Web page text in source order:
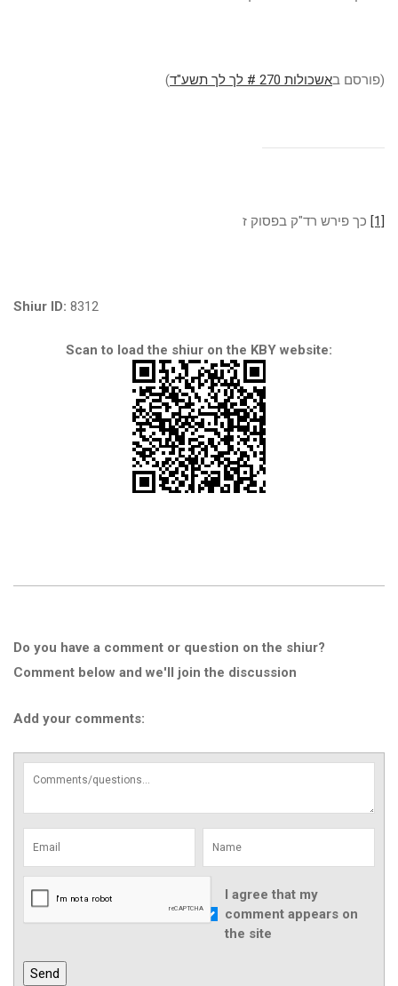
(פורסם באשכולות 270 # לך לך תשע"ד )
[1] כך פירש רד"ק בפסוק ז
Shiur ID: 8312
Scan to load the shiur on the KBY website:
Do you have a comment or question on the shiur?
Comment below and we'll join the discussion
Add your comments:
I agree that my
comment appears on
the site